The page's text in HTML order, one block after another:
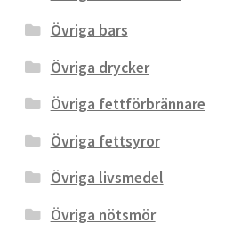
Övriga bars
Övriga drycker
Övriga fettförbrännare
Övriga fettsyror
Övriga livsmedel
Övriga nötsmör